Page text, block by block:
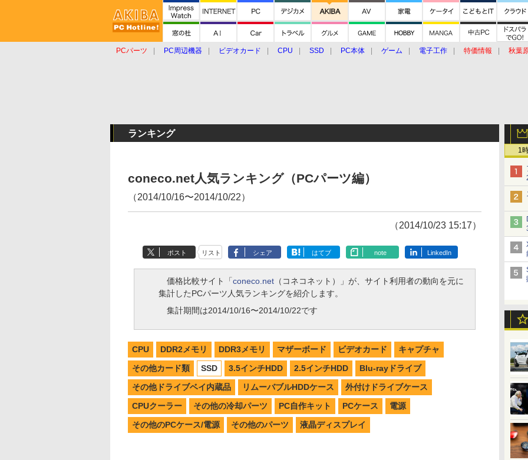
PCパーツ PC周辺機器 ビデオカード CPU SSD PC本体 ゲーム 電子工作 特価情報
秋葉
1
ランキング
coneco.net人気ランキング（PCパーツ編）
（2014/10/16〜2014/10/22）
（2014/10/23 15:17）
ポスト リスト シェア はてブ note LinkedIn
価格比較サイト「coneco.net（コネコネット）」が、サイト利用者の動向を元に
集計したPCパーツ人気ランキングを紹介します。
集計期間は2014/10/16〜2014/10/22です
CPU DDR2メモリ DDR3メモリ マザーボード ビデオカード
キャプチャ
その他カード類
SSD 3.5インチHDD 2.5インチHDD
Blu-rayドライブ
その他ドライブベイ内蔵品
リムーバブルHDDケース
外付けドライブケース
CPUクーラー
その他の冷却パーツ PC自作キット PCケース
電源
その他のPCケース/電源
その他のパーツ 液晶ディスプレイ